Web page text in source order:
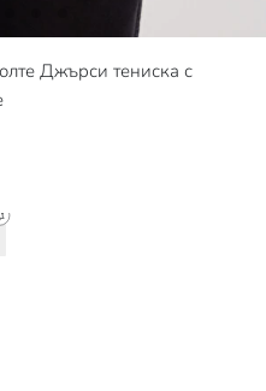
Джърси тениска с